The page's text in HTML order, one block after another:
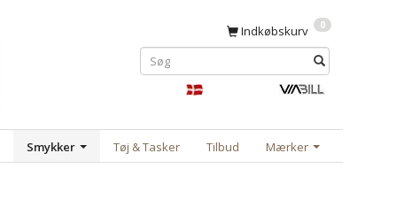
Indkøbskurv 0
Smykker Tøj & Tasker Tilbud Mærker